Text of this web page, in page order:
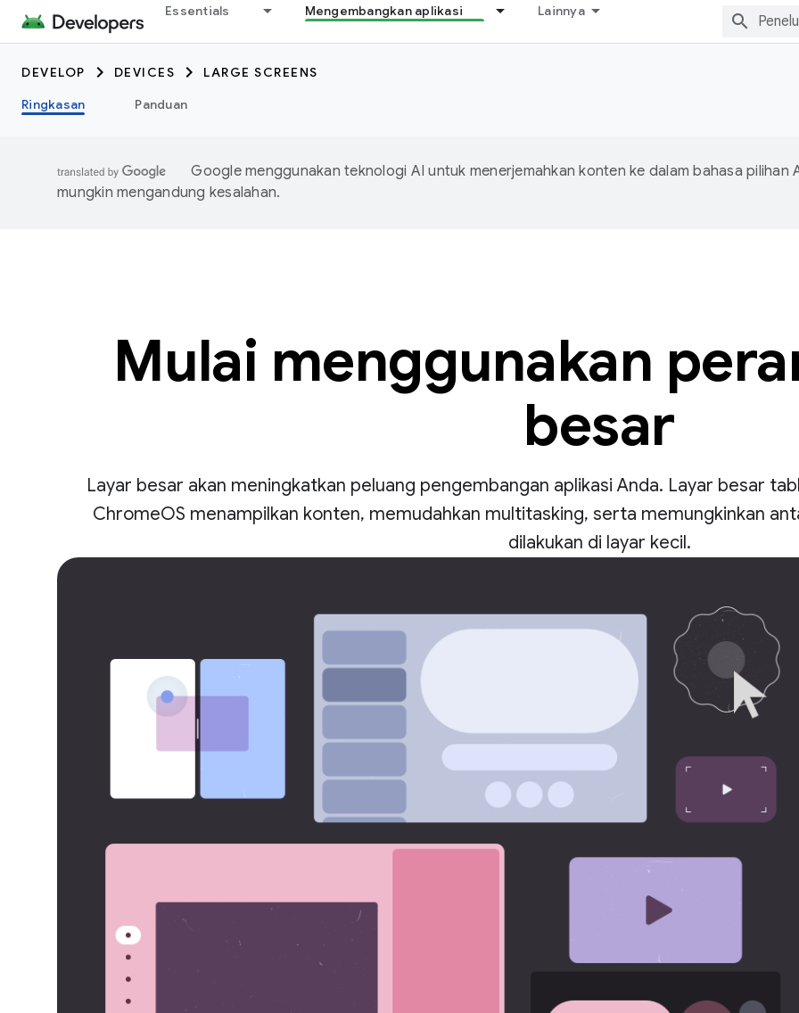
Essentials Mengembangkan aplikasi Lainnya
DEVELOP DEVICES
LARGE SCREENS
Ringkasan
Panduan
Google menggunakan teknologi AI untuk menerjemahkan konten ke dalam bahasa pilihan
mungkin mengandung kesalahan.
Mulai menggunakan
besar
Layar besar akan meningkatkan peluang pengembangan aplikasi Anda. Layar besar
ChromeOS menampilkan konten, memudahkan multitasking, serta memungkinkan
dilakukan di layar kecil.